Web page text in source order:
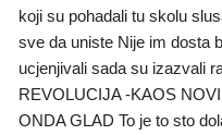
koji su pohadali tu skolu
sve da uniste Nije im dosta
ucjenjivali sada su izazvali
REVOLUCIJA -KAOS
ONDA GLAD To je to sto